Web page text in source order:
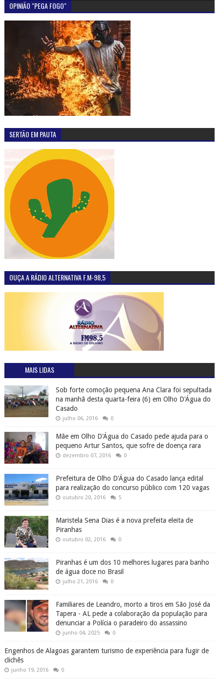
OPINIÃO "PEGA FOGO"
SERTÃO EM PAUTA
OUÇA A RÁDIO ALTERNATIVA F.M-98,5
MAIS LIDAS
Sob forte comoção pequena Ana Clara foi sepultada
na manhã desta quarta-feira (6) em Olho D'Água do
Casado
julho 06, 2016 0
Mãe em Olho D'Água do Casado pede ajuda para o
pequeno Artur Santos, que sofre de doença rara
dezembro 07, 2016 0
Prefeitura de Olho D'Água do Casado lança edital
para realização do concurso público com 120 vagas
outubro 20, 2016 5
Maristela Sena Dias é a nova prefeita eleita de
Piranhas
outubro 02, 2016 0
Piranhas é um dos 10 melhores lugares para banho
de água doce no Brasil
julho 21, 2016 0
Familiares de Leandro, morto a tiros em São José da
Tapera - AL pede a colaboração da população para
denunciar a Polícia o paradeiro do assassino
junho 04, 2025 0
Engenhos de Alagoas garantem turismo de experiência para fugir de
clichês
junho 19, 2016 0